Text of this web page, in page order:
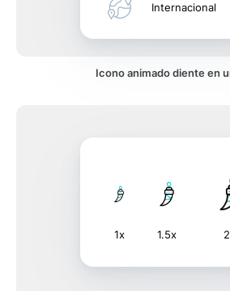
Internacional
Icono animado diente en
1x 1.5x